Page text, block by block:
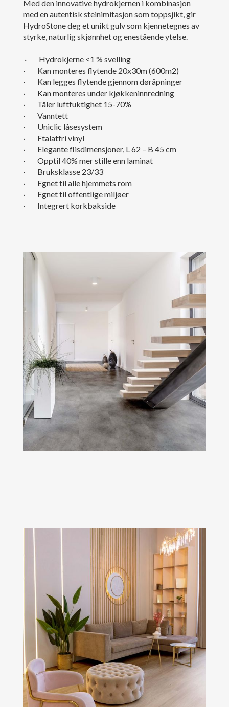
Med den innovative hydrokjernen i kombinasjon
med en autentisk steinimitasjon som toppsjikt, gir
HydroStone deg et unikt gulv som kjennetegnes av
styrke, naturlig skjønnhet og enestående ytelse.
· Hydrokjerne <1 % svelling
· Kan monteres flytende 20x30m (600m2)
· Kan legges flytende gjennom døråpninger
· Kan monteres under kjøkkeninnredning
· Tåler luftfuktighet 15-70%
· Vanntett
· Uniclic låsesystem
· Ftalatfri vinyl
· Elegante flisdimensjoner, L 62 – B 45 cm
· Opptil 40% mer stille enn laminat
· Bruksklasse 23/33
· Egnet til alle hjemmets rom
· Egnet til offentlige miljøer
· Integrert korkbakside